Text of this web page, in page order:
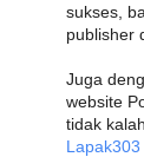
sukses,
publisher
Juga
website
tidak
Lapak303